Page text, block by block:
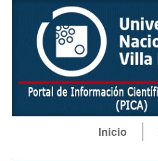
Inicio